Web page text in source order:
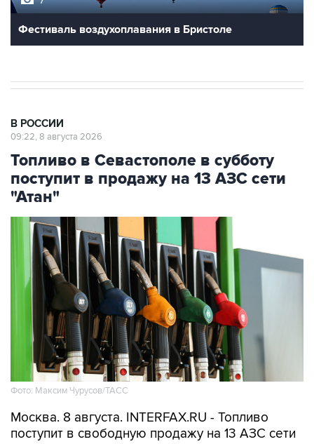
Топливо в Севастополе в субботу
поступит в продажу на 13 АЗС сети
"Атан"
Фото: Максим Чурусов/ТАСС
Москва. 8 августа. INTERFAX.RU - Топливо
"Атан" в Севастополе, сообщил губернатор
города Михаил Развожаев в пятницу.